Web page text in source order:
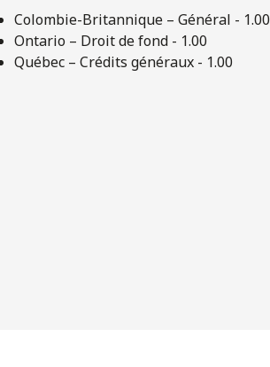
Colombie-Britannique – Général - 1.00
Ontario – Droit de fond - 1.00
Québec – Crédits généraux - 1.00